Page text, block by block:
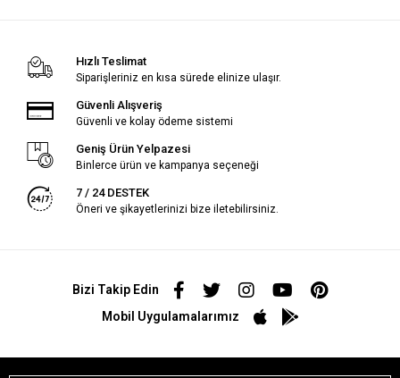
Hızlı Teslimat
Siparişleriniz en kısa sürede elinize ulaşır.
Güvenli Alışveriş
Güvenli ve kolay ödeme sistemi
Geniş Ürün Yelpazesi
Binlerce ürün ve kampanya seçeneği
7 / 24 DESTEK
Öneri ve şikayetlerinizi bize iletebilirsiniz.
Bizi Takip Edin
Mobil Uygulamalarımız